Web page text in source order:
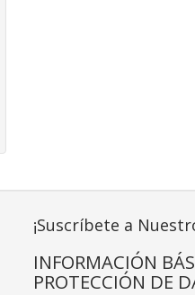
¡Suscríbete a
INFORMACIÓN
PROTECCIÓN DE